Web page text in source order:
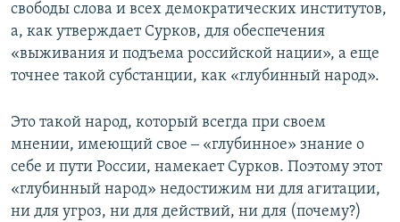
свободы слова и всех демократических институтов,
а, как утверждает Сурков, для обеспечения
«выживания и подъема российской нации», а еще
точнее такой субстанции, как «глубинный народ».
Это такой народ, который всегда при своем
мнении, имеющий свое ‒ «глубинное» знание о
себе и пути России, намекает Сурков. Поэтому этот
«глубинный народ» недостижим ни для агитации,
ни для угроз, ни для действий, ни для (почему?)